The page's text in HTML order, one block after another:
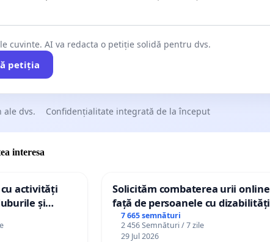
cuvinte. AI va redacta o petiție solidă pentru dvs.
petiția
ale dvs. Confidențialitate integrată de la început
interesa
cu activități
și
Solicităm combaterea urii online
față de persoanele cu dizabilități
7 665 semnături
2 456 Semnături / 7 zile
29 Jul 2026